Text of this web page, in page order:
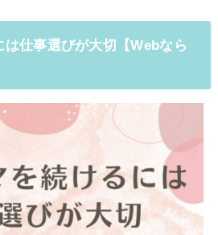
は仕事選びが大切【Webなら